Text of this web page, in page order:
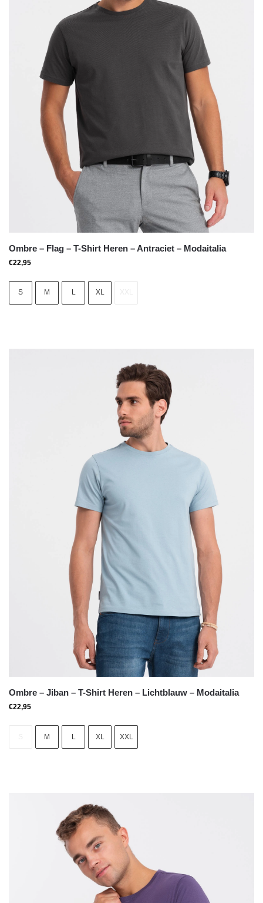
Ombre – Flag – T-Shirt Heren – Antraciet – Modaitalia
€22,95
S M L XL
Ombre – Jiban – T-Shirt Heren – Lichtblauw – Modaitalia
€22,95
M L XL XXL